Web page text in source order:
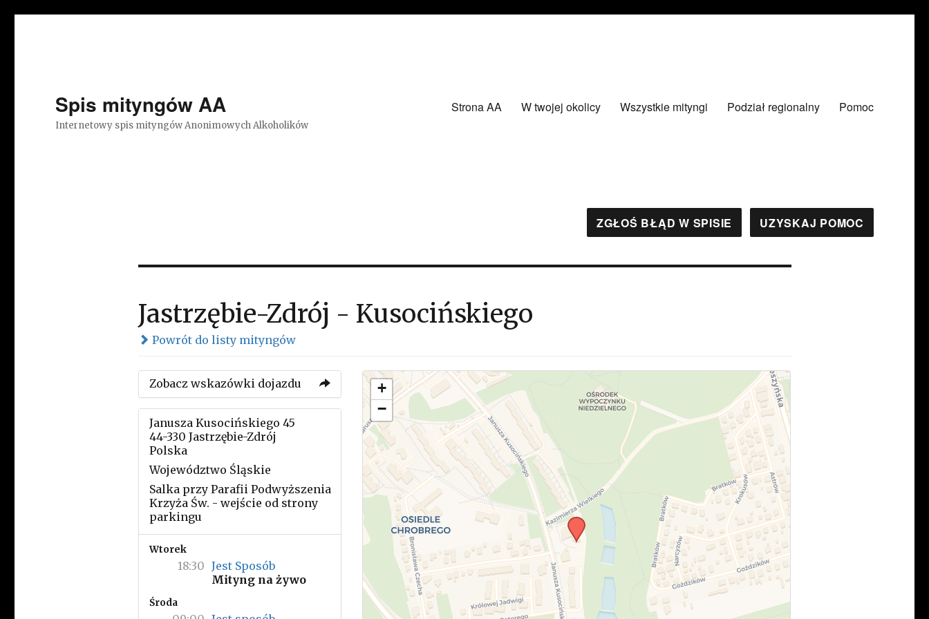
Spis mityngów AA
Internetowy spis mityngów Anonimowych Alkoholików
Strona AA W twojej okolicy Wszystkie mityngi Podział regionalny Pomoc
ZGŁOŚ BŁĄD W SPISIE UZYSKAJ POMOC
Jastrzębie-Zdrój - Kusocińskiego
Powrót do listy mityngów
Zobacz wskazówki dojazdu
Janusza Kusocińskiego 45
44-330 Jastrzębie-Zdrój
Polska
Województwo Śląskie
Salka przy Parafii Podwyższenia
Krzyża Św. - wejście od strony
parkingu
Wtorek
18:30 Jest Sposób
Mityng na żywo
Środa
+
−